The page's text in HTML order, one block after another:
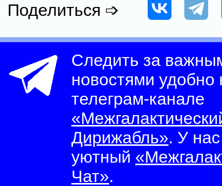
Поделиться ➩
Следить за
новостями
телеграм-канале
Дирижабль». У
уютный
Чат».